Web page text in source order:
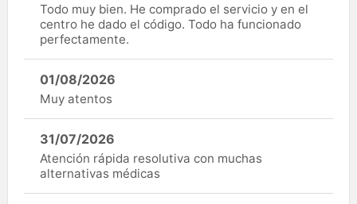
Todo muy bien. He comprado el servicio y en el
centro he dado el código. Todo ha funcionado
perfectamente.
01/08/2026
Muy atentos
31/07/2026
Atención rápida resolutiva con muchas
alternativas médicas